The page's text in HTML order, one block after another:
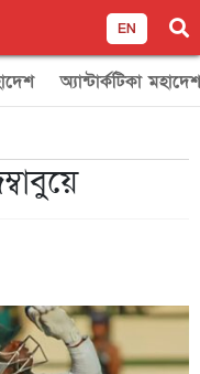
EN
অ্যান্টার্কটিকা মহাদেশ